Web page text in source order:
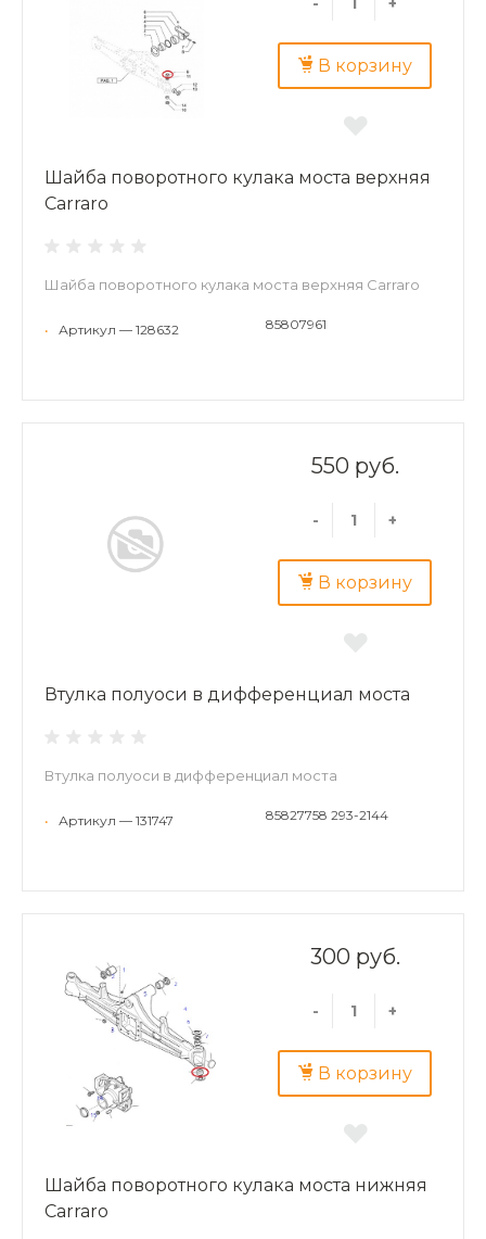
В корзину
Шайба поворотного кулака моста верхняя
Carraro
Шайба поворотного кулака моста верхняя Carraro
• Артикул — 128632 85807961
550 руб.
- +
В корзину
Втулка полуоси в дифференциал моста
Втулка полуоси в дифференциал моста
• Артикул — 131747 85827758 293-2144
300 руб.
- +
В корзину
Шайба поворотного кулака моста нижняя
Carraro